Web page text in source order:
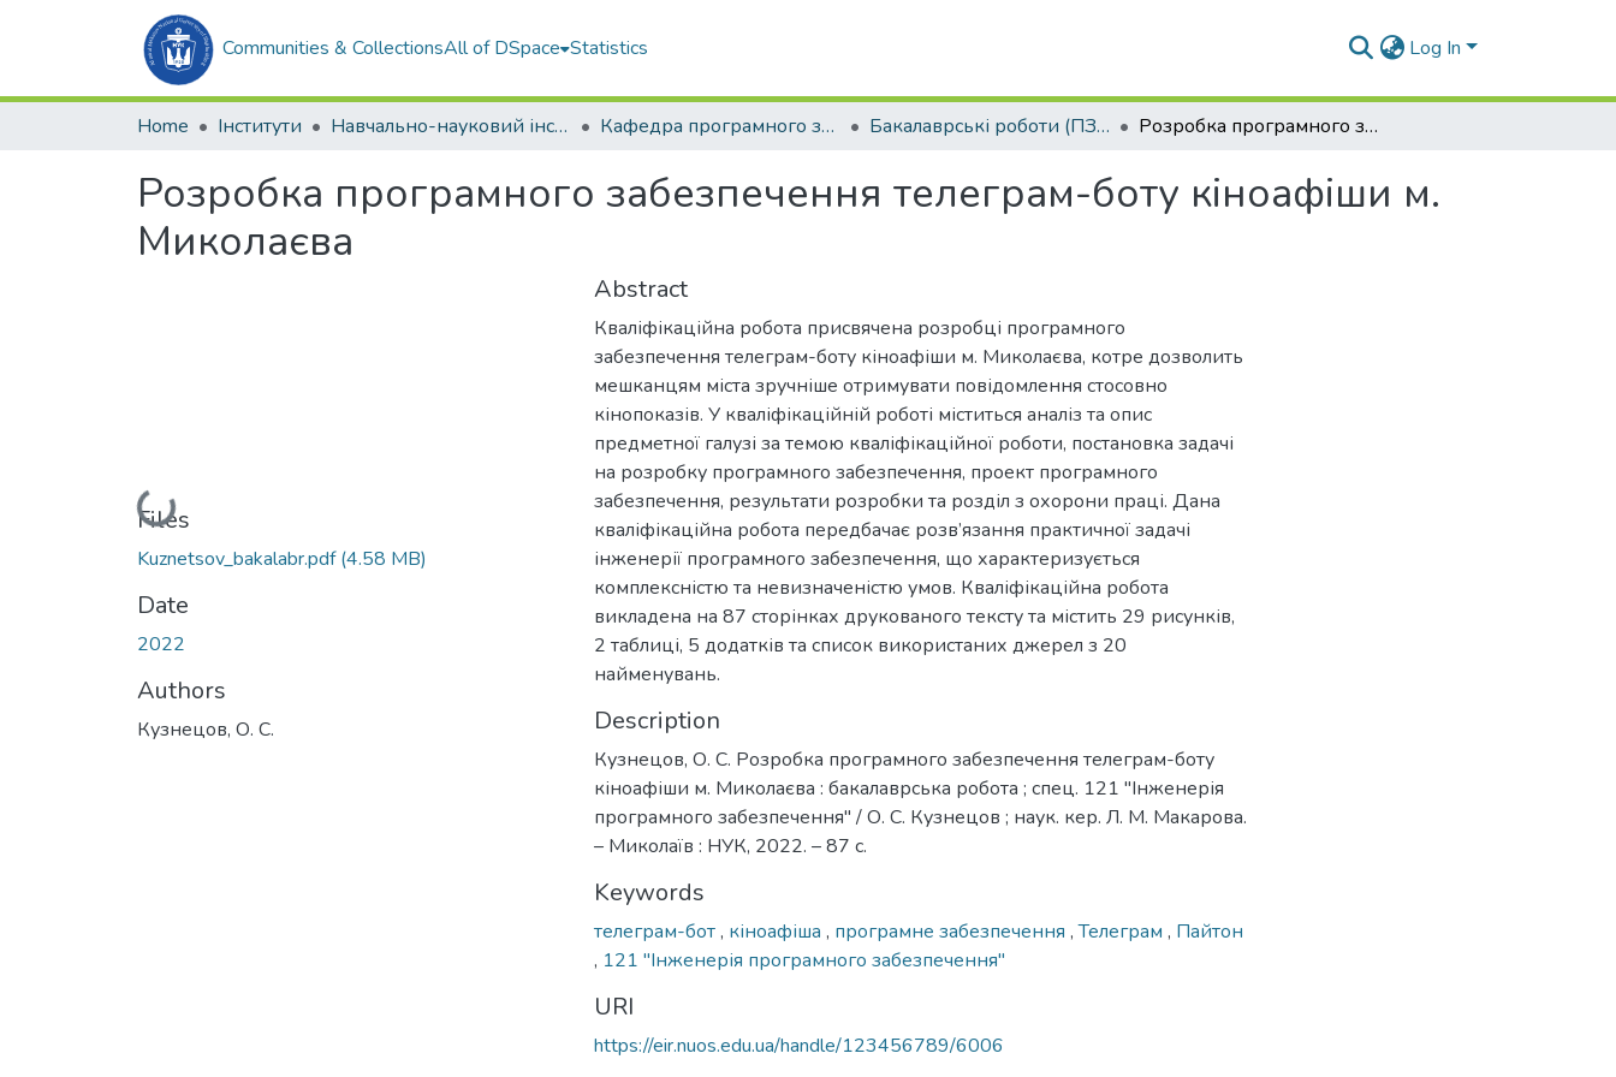
Communities & CollectionsAll of DSpace Statistics Log In
Home Інститути Навчально-науковий інститут комп'ютерних наук та управління проектами (ННІКНУП) Кафедра програмного забезпечення автоматизованих систем (ПЗАС) Бакалаврські роботи (ПЗАС) Розробка програмного забезпечення телеграм-боту кіноафіши м. Миколаєва
Розробка програмного забезпечення телеграм-боту кіноафіши м.
Миколаєва
Loading...
Files
Kuznetsov_bakalabr.pdf(4.58 MB)
Date
2022
Authors
Кузнецов, О. С.
Abstract
Кваліфікаційна робота присвячена розробці програмного
забезпечення телеграм-боту кіноафіши м. Миколаєва, котре дозволить
мешканцям міста зручніше отримувати повідомлення стосовно
кінопоказів. У кваліфікаційній роботі міститься аналіз та опис
предметної галузі за темою кваліфікаційної роботи, постановка задачі
на розробку програмного забезпечення, проект програмного
забезпечення, результати розробки та розділ з охорони праці. Дана
кваліфікаційна робота передбачає розв’язання практичної задачі
інженерії програмного забезпечення, що характеризується
комплексністю та невизначеністю умов. Кваліфікаційна робота
викладена на 87 сторінках друкованого тексту та містить 29 рисунків,
2 таблиці, 5 додатків та список використаних джерел з 20
найменувань.
Description
Кузнецов, О. С. Розробка програмного забезпечення телеграм-боту
кіноафіши м. Миколаєва : бакалаврська робота ; спец. 121 "Інженерія
програмного забезпечення" / О. С. Кузнецов ; наук. кер. Л. М. Макарова.
– Миколаїв : НУК, 2022. – 87 с.
Keywords
телеграм-бот, кіноафіша , програмне забезпечення ,Телеграм , Пайтон
, 121 "Інженерія програмного забезпечення"
URI
https://eir.nuos.edu.ua/handle/123456789/6006